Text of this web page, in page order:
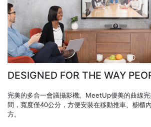
DESIGNED FOR THE WAY
完美的多合一會議攝影機。MeetUp優美的曲線
間，寬度僅40公分，方便安裝在移動推車、櫥櫃
方。